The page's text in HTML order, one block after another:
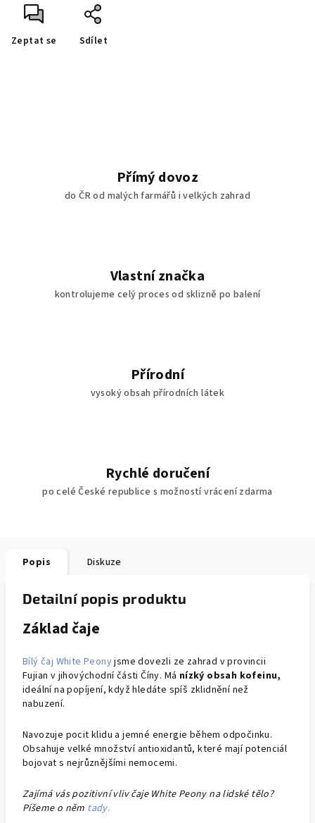
Zeptat se Sdílet
Přímý dovoz
do ČR od malých farmářů i velkých zahrad
Vlastní značka
kontrolujeme celý proces od sklizně po balení
Přírodní
vysoký obsah přírodních látek
Rychlé doručení
po celé České republice s možností vrácení zdarma
Popis Diskuze
Detailní popis produktu
Základ čaje
Bílý čaj White Peonyjsme dovezli ze zahrad v provincii
Fujian v jihovýchodní části Číny. Má nízký obsah kofeinu,
ideální na popíjení, když hledáte spíš zklidnění než
nabuzení.
Navozuje pocit klidu a jemné energie během odpočinku.
Obsahuje velké množství antioxidantů, které mají potenciál
bojovat s nejrůznějšími nemocemi.
Zajímá vás pozitivní vliv čaje White Peony na lidské tělo?
Píšeme o něm tady.